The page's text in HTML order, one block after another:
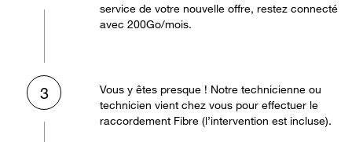
service de votre nouvelle offre, restez connecté
avec 200Go/mois.
3
Vous y êtes presque ! Notre technicienne ou
technicien vient chez vous pour effectuer le
raccordement Fibre (l’intervention est incluse).